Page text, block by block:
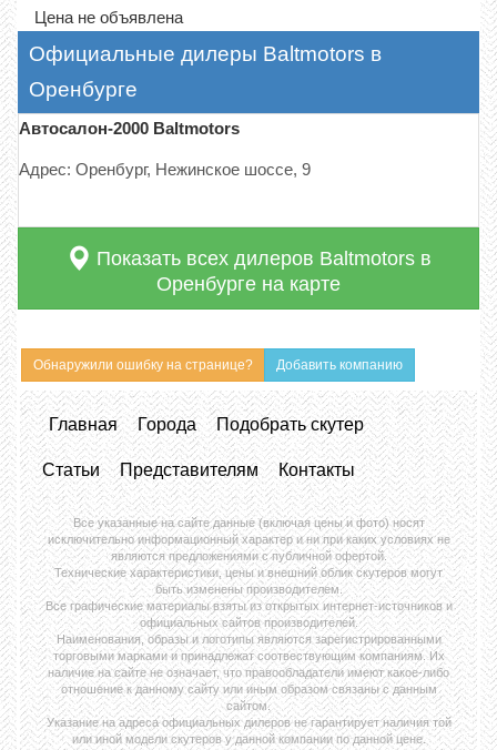
Цена не объявлена
Официальные дилеры Baltmotors в
Оренбурге
Автосалон-2000 Baltmotors
Адрес: Оренбург, Нежинское шоссе, 9
Показать всех дилеров Baltmotors в
Оренбурге на карте
Обнаружили ошибку на странице? Добавить компанию
Главная Города Подобрать скутер
Статьи Представителям Контакты
Все указанные на сайте данные (включая цены и фото) носят
исключительно информационный характер и ни при каких условиях не
являются предложениями с публичной офертой.
Технические характеристики, цены и внешний облик скутеров могут
быть изменены производителем.
Все графические материалы взяты из открытых интернет-источников и
официальных сайтов производителей.
Наименования, образы и логотипы являются зарегистрированными
торговыми марками и принадлежат соотвествующим компаниям. Их
наличие на сайте не означает, что правообладатели имеют какое-либо
отношение к данному сайту или иным образом связаны с данным
сайтом.
Указание на адреса официальных дилеров не гарантирует наличия той
или иной модели скутеров у данной компании по данной цене.